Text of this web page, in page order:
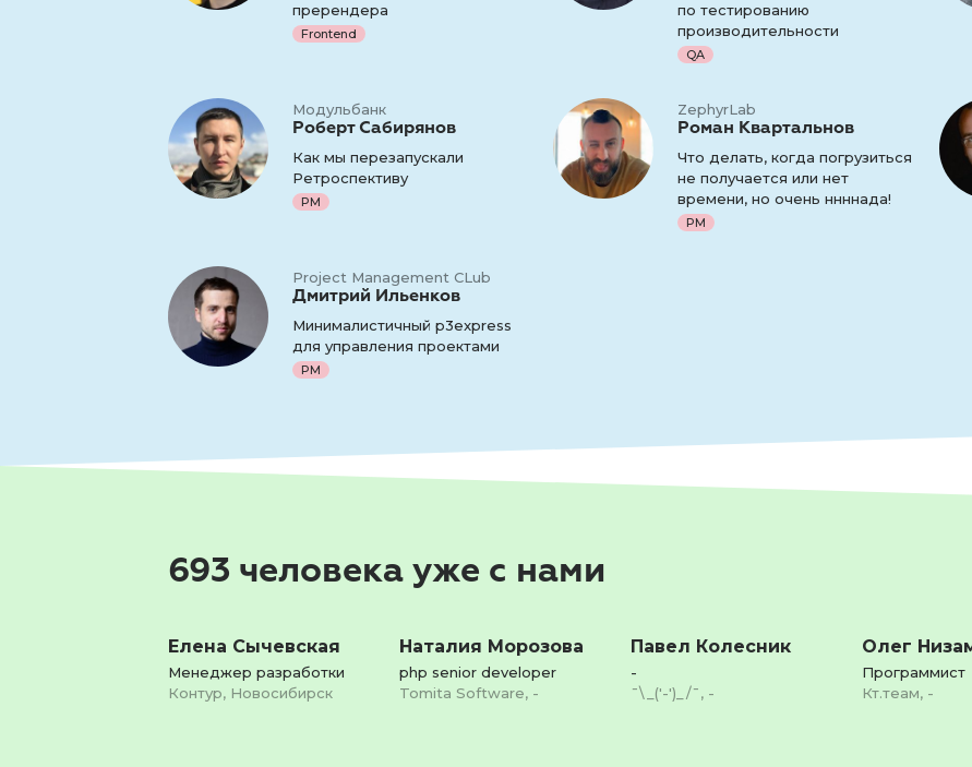
пререндера
Frontend
по тестированию
производительности
QA
Модульбанк
Роберт Сабирянов
Как мы перезапускали
Ретроспективу
PM
ZephyrLab
Роман Квартальнов
Что делать, когда погрузиться
не получается или нет
времени, но очень ннннада!
PM
Project Management CLub
Дмитрий Ильенков
Минималистичный p3express
для управления проектами
PM
693 человека уже с нами
Елена Сычевская
Менеджер разработки
Контур, Новосибирск
Наталия Морозова
php senior developer
Tomita Software, -
Павел Колесник
-
¯\_('-')_/¯, -
Олег
Программист
Кт.теам, -